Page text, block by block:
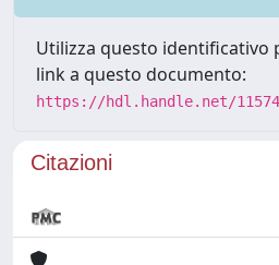
Utilizza questo identificativo
link a questo documento:
https://hdl.handle.net/
Citazioni